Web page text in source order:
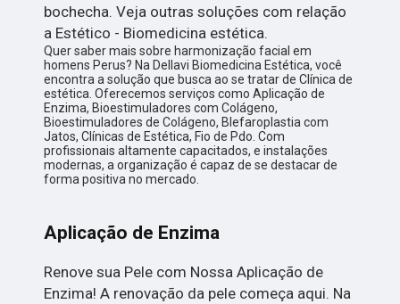
bochecha. Veja outras soluções com relação
a Estético - Biomedicina estética.
Quer saber mais sobre harmonização facial em
homens Perus? Na Dellavi Biomedicina Estética, você
encontra a solução que busca ao se tratar de Clínica de
estética. Oferecemos serviços como Aplicação de
Enzima, Bioestimuladores com Colágeno,
Bioestimuladores de Colágeno, Blefaroplastia com
Jatos, Clínicas de Estética, Fio de Pdo. Com
profissionais altamente capacitados, e instalações
modernas, a organização é capaz de se destacar de
forma positiva no mercado.
Aplicação de Enzima
Renove sua Pele com Nossa Aplicação de
Enzima! A renovação da pele começa aqui. Na